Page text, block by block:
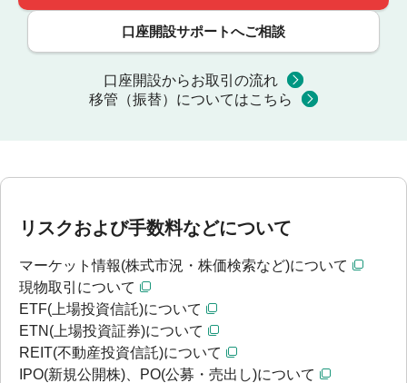
口座開設サポートへご相談
口座開設からお取引の流れ
移管（振替）についてはこちら
リスクおよび手数料などについて
マーケット情報(株式市況・株価検索など)について
現物取引について
ETF(上場投資信託)について
ETN(上場投資証券)について
REIT(不動産投資信託)について
IPO(新規公開株)、PO(公募・売出し)について